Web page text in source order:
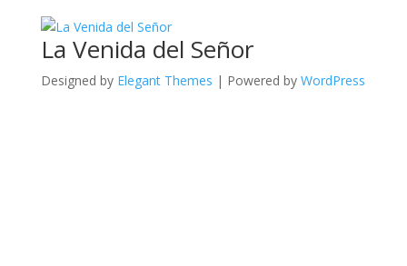
La Venida del Señor
Designed by Elegant Themes | Powered by WordPress